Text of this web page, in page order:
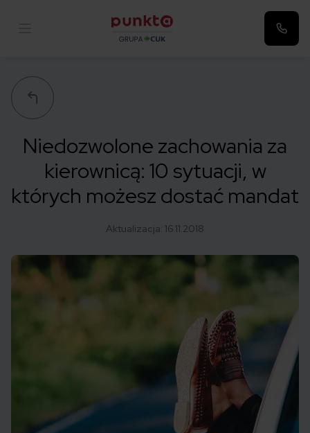
Niedozwolone zachowania za
kierownicą: 10 sytuacji, w
których możesz dostać mandat
Aktualizacja: 16.11.2018